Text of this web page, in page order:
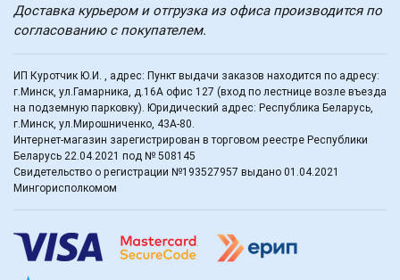
Доставка курьером и отгрузка из офиса производится по
согласованию с покупателем.
ИП Куротчик Ю.И. , адрес: Пункт выдачи заказов находится по адресу:
г.Минск, ул.Гамарника, д.16А офис 127 (вход по лестнице возле въезда
на подземную парковку). Юридический адрес: Республика Беларусь,
г.Минск, ул.Мирошниченко, 43А-80.
Интернет-магазин зарегистрирован в торговом реестре Республики
Беларусь 22.04.2021 под № 508145
Свидетельство о регистрации №193527957 выдано 01.04.2021
Мингорисполкомом